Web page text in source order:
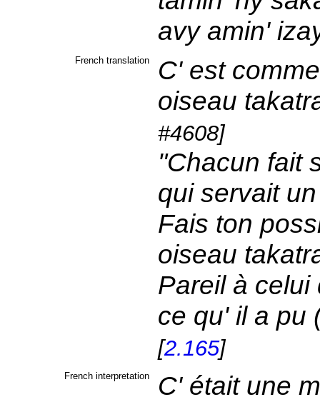
avy amin'
French translation
C' est
oiseau
#4608]
"Chacun fait
qui servait
Fais ton
oiseau
Pareil à celui
ce qu' il a pu
[2.165]
French interpretation
C' était une